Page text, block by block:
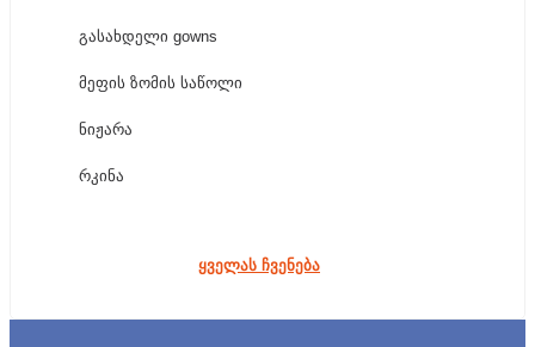
გასახდელი gowns
მეფის ზომის საწოლი
ნიჟარა
რკინა
ყველას ჩვენება